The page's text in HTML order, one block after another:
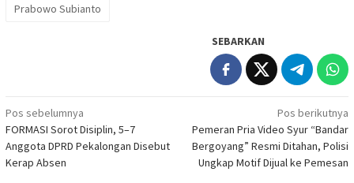
Prabowo Subianto
SEBARKAN
Navigasi
pos
Pos sebelumnya
FORMASI Sorot Disiplin, 5–7
Anggota DPRD Pekalongan Disebut
Kerap Absen
Pos berikutnya
Pemeran Pria Video Syur “Bandar
Bergoyang” Resmi Ditahan, Polisi
Ungkap Motif Dijual ke Pemesan